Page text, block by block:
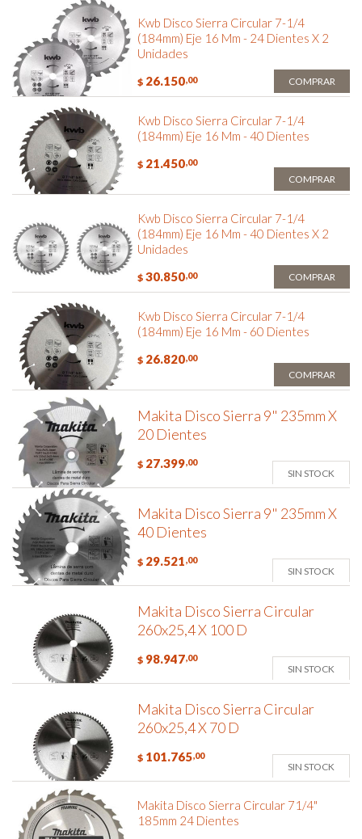
Kwb Disco Sierra Circular 7-1/4
(184mm) Eje 16 Mm - 24 Dientes X 2
Unidades
$ 26.150,00 COMPRAR
Kwb Disco Sierra Circular 7-1/4
(184mm) Eje 16 Mm - 40 Dientes
$ 21.450,00
COMPRAR
Kwb Disco Sierra Circular 7-1/4
(184mm) Eje 16 Mm - 40 Dientes X 2
Unidades
$ 30.850,00 COMPRAR
Kwb Disco Sierra Circular 7-1/4
(184mm) Eje 16 Mm - 60 Dientes
$ 26.820,00
COMPRAR
Makita Disco Sierra 9" 235mm X
20 Dientes
$ 27.399,00
SIN STOCK
Makita Disco Sierra 9" 235mm X
40 Dientes
$ 29.521,00
SIN STOCK
Makita Disco Sierra Circular
260x25,4 X 100 D
$ 98.947,00
SIN STOCK
Makita Disco Sierra Circular
260x25,4 X 70 D
$ 101.765,00
SIN STOCK
Makita Disco Sierra Circular 71/4"
185mm 24 Dientes